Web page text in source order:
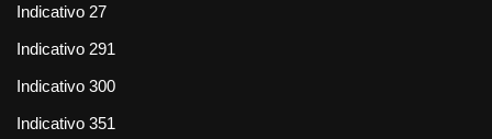
Indicativo 27
Indicativo 291
Indicativo 300
Indicativo 351